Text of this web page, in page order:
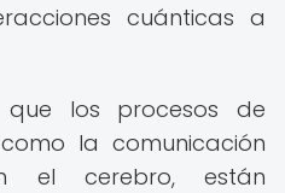
cuánticas a
los procesos de
la comunicación
el cerebro, están